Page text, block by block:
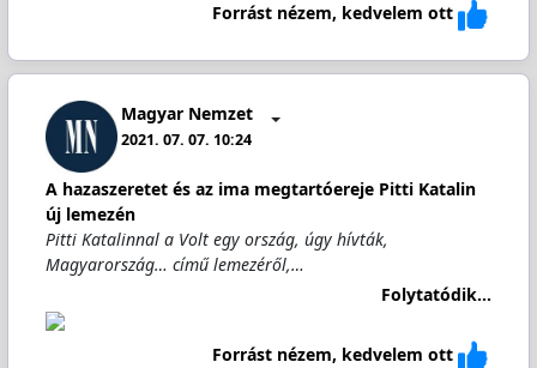
Forrást nézem, kedvelem ott
Magyar Nemzet
2021. 07. 07. 10:24
A hazaszeretet és az ima megtartóereje Pitti Katalin
új lemezén
Pitti Katalinnal a Volt egy ország, úgy hívták,
Magyarország… című lemezéről,…
Folytatódik...
Forrást nézem, kedvelem ott